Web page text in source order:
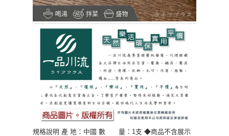
規格說明 產 地：中國 數 量：1支 ◆商品不含展示